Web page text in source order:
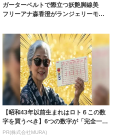
ガーターベルトで際立つ妖艶脚線美
フリーアナ森香澄がランジェリーモデ
【昭和43年以前生まれはロト６この数
字を買うべき】6つの数字が「完全一
致」する方...
PR(株式会社MURA)